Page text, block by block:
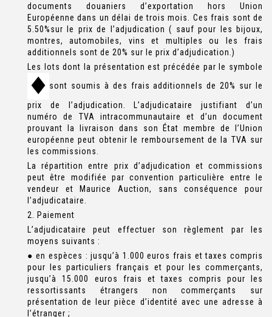
documents douaniers d’exportation hors Union
Européenne dans un délai de trois mois. Ces frais sont de
5.50%sur le prix de l’adjudication ( sauf pour les bijoux,
montres, automobiles, vins et multiples ou les frais
additionnels sont de 20% sur le prix d’adjudication.)
Les lots dont la présentation est précédée par le symbole
sont soumis à des frais additionnels de 20% sur le
prix de l’adjudication. L’adjudicataire justifiant d’un
numéro de TVA intracommunautaire et d’un document
prouvant la livraison dans son État membre de l’Union
européenne peut obtenir le remboursement de la TVA sur
les commissions.
La répartition entre prix d’adjudication et commissions
peut être modifiée par convention particulière entre le
vendeur et Maurice Auction, sans conséquence pour
l’adjudicataire.
2. Paiement
L’adjudicataire peut effectuer son règlement par les
moyens suivants :
● en espèces : jusqu’à 1.000 euros frais et taxes compris
pour les particuliers français et pour les commerçants,
jusqu’à 15.000 euros frais et taxes compris pour les
ressortissants étrangers non commerçants sur
présentation de leur pièce d’identité avec une adresse à
l’étranger ;